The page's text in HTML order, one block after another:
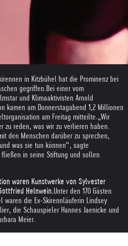
in Kitzbühel hat die Prominenz bei
gegriffen.Bei einer vom
und Klimaaktivisten Arnold
kamen am Donnerstagabend 1,2 Millionen
am Freitag mitteilte.„Wir
zu reden, was wir zu verlieren haben.
den Menschen darüber zu sprechen,
was sie tun können“, sagte
fließen in seine Stiftung und sollen
waren Kunstwerke von Sylvester
Helnwein.Unter den 170 Gästen
waren die Ex-Skirennläuferin Lindsey
die Schauspieler Hannes Jaenicke und
Meier.